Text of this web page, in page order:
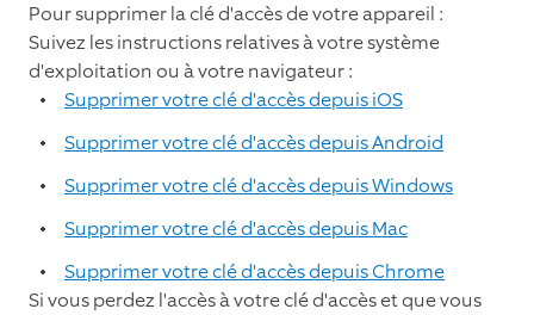
Pour supprimer la clé d'accès de votre appareil :
Suivez les instructions relatives à votre système
d'exploitation ou à votre navigateur :
Supprimer votre clé d'accès depuis iOS
Supprimer votre clé d'accès depuis Android
Supprimer votre clé d'accès depuis Windows
Supprimer votre clé d'accès depuis Mac
Supprimer votre clé d'accès depuis Chrome
Si vous perdez l'accès à votre clé d'accès et que vous